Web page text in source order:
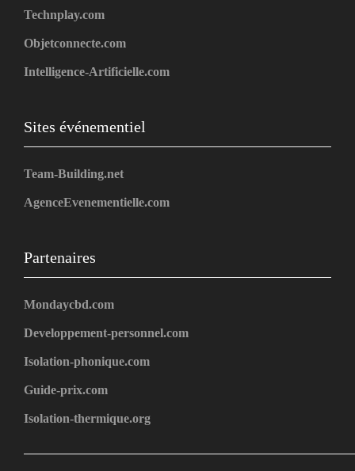
Technplay.com
Objetconnecte.com
Intelligence-Artificielle.com
Sites événementiel
Team-Building.net
AgenceEvenementielle.com
Partenaires
Mondaycbd.com
Developpement-personnel.com
Isolation-phonique.com
Guide-prix.com
Isolation-thermique.org